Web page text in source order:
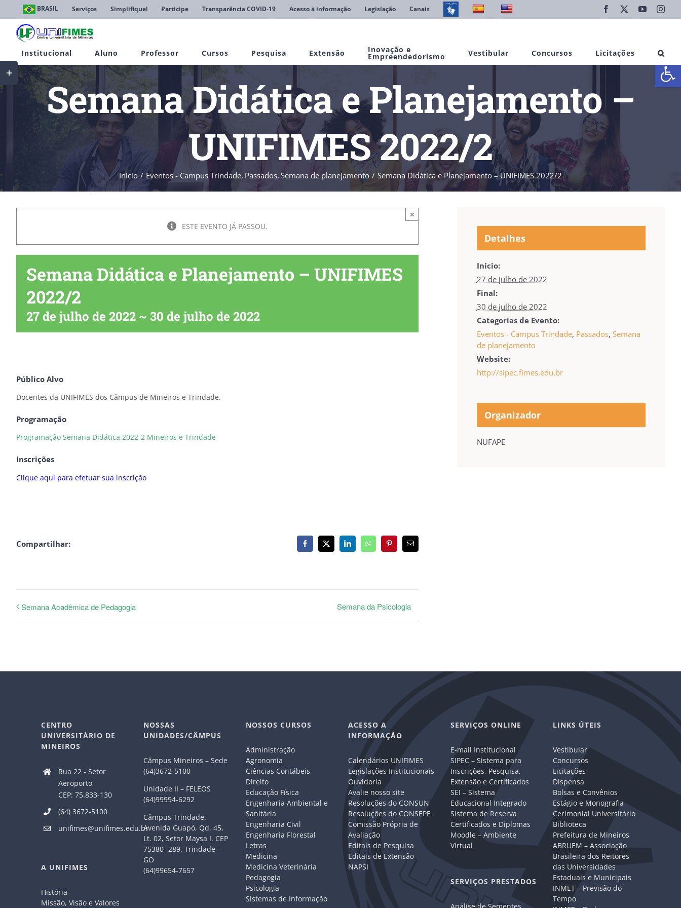
Abrir
conteúdo
BRASIL Serviços Simplifique! Participe Transparência COVID-19 Acesso à informação Legislação Canais Facebook YouTube
Institucional Aluno Professor Cursos Pesquisa Extensão Inovação e
Empreendedorismo Vestibular Concursos Licitações
Semana Didática e Planejamento –
UNIFIMES 2022/2
Início Eventos - Campus Trindade Passados Semana de planejamento Semana Didática e Planejamento – UNIFIMES 2022/2
ESTE EVENTO JÁ PASSOU.
×
Semana Didática e Planejamento – UNIFIMES
2022/2
27 de julho de 2022 ~ 30 de julho de 2022
Público Alvo
Docentes da UNIFIMES dos Câmpus de Mineiros e Trindade.
Programação
Programação Semana Didática 2022-2 Mineiros e Trindade
Inscrições
Clique aqui para efetuar sua inscrição
Compartilhar: Facebook
X LinkedInWhatsAppPinterest
E-
mail
Semana Acadêmica de Pedagogia Semana da Psicologia
Detalhes
Início:
27 de julho de 2022
Final:
30 de julho de 2022
Categorias de Evento:
Eventos - Campus Trindade, Passados, Semana
de planejamento
Website:
http://sipec.fimes.edu.br
Organizador
NUFAPE
CENTRO
UNIVERSITÁRIO DE
MINEIROS
Rua 22 - Setor
Aeroporto
CEP: 75.833-130
(64) 3672-5100
unifimes@unifimes.edu.br
A UNIFIMES
História
Missão, Visão e Valores
NOSSAS
UNIDADES/CÂMPUS
Câmpus Mineiros – Sede
(64)3672-5100
Unidade II – FELEOS
(64)99994-6292
Câmpus Trindade.
Avenida Guapó, Qd. 45,
Lt. 02, Setor Maysa I. CEP
75380- 289. Trindade –
GO
(64)99654-7657
NOSSOS CURSOS
Administração
Agronomia
Ciências Contábeis
Direito
Educação Física
Engenharia Ambiental e
Sanitária
Engenharia Civil
Engenharia Florestal
Letras
Medicina
Medicina Veterinária
Pedagogia
Psicologia
Sistemas de Informação
ACESSO A
INFORMAÇÃO
Calendários UNIFIMES
Legislações Institucionais
Ouvidoria
Avalie nosso site
Resoluções do CONSUN
Resoluções do CONSEPE
Comissão Própria de
Avaliação
Editais de Pesquisa
Editais de Extensão
NAPSI
SERVIÇOS ONLINE
E-mail Institucional
SIPEC – Sistema para
Inscrições, Pesquisa,
Extensão e Certificados
SEI – Sistema
Educacional Integrado
Sistema de Reserva
Certificados e Diplomas
Moodle – Ambiente
Virtual
SERVIÇOS PRESTADOS
LINKS ÚTEIS
Vestibular
Concursos
Licitações
Dispensa
Bolsas e Convênios
Estágio e Monografia
Cerimonial Universitário
Biblioteca
Prefeitura de Mineiros
ABRUEM – Associação
Brasileira dos Reitores
das Universidades
Estaduais e Municipais
INMET – Previsão do
Tempo
Toggle
Sliding
Bar